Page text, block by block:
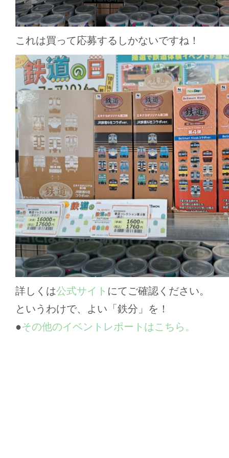
これは買って応募するしかないですね！
詳しくは公式サイト にてご確認ください。
というわけで、よい「鉄分」を！
●その他のイベントレポートはこちら。